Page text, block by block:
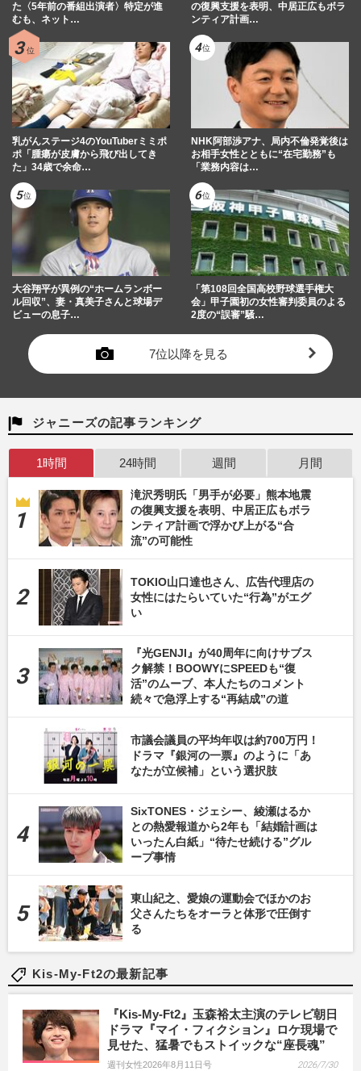
た〈5年前の番組出演者〉特定が進
むも、ネット…
の復興支援を表明、中居正広もボラ
ンティア計画…
乳がんステージ4のYouTuberミミポ
ポ「腫瘍が皮膚から飛び出してき
た」34歳で余命…
NHK阿部渉アナ、局内不倫発覚後は
お相手女性とともに“在宅勤務”も
「業務内容は…
大谷翔平が異例の“ホームランボー
ル回収”、妻・真美子さんと球場デ
ビューの息子…
「第108回全国高校野球選手権大
会」甲子園初の女性審判委員のよる
2度の“誤審”騒…
7位以降を見る
ジャニーズの記事ランキング
1時間 24時間 週間 月間
滝沢秀明氏「男手が必要」熊本地震
の復興支援を表明、中居正広もボラ
ンティア計画で浮かび上がる“合
流”の可能性
TOKIO山口達也さん、広告代理店の
女性にはたらいていた“行為”がエグ
い
『光GENJI』が40周年に向けサブス
ク解禁！BOOWYにSPEEDも“復
活”のムーブ、本人たちのコメント
続々で急浮上する“再結成”の道
市議会議員の平均年収は約700万円！
ドラマ『銀河の一票』のように「あ
なたが立候補」という選択肢
SixTONES・ジェシー、綾瀬はるか
との熱愛報道から2年も「結婚計画は
いったん白紙」“待たせ続ける”グル
ープ事情
東山紀之、愛娘の運動会でほかのお
父さんたちをオーラと体形で圧倒す
る
Kis-My-Ft2の最新記事
『Kis-My-Ft2』玉森裕太主演のテレビ朝日
ドラマ『マイ・フィクション』ロケ現場で
見せた、猛暑でもストイックな“座長魂”
週刊女性2026年8月11日号 2026/7/30